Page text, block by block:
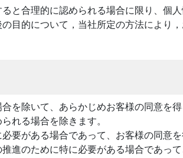
と合理的に認められる場合に限り、個
目的について，当社所定の方法により
を除いて、あらかじめお客様の同意
れる場合を除きます。
要がある場合であって、お客様の同意
進のために特に必要がある場合であっ